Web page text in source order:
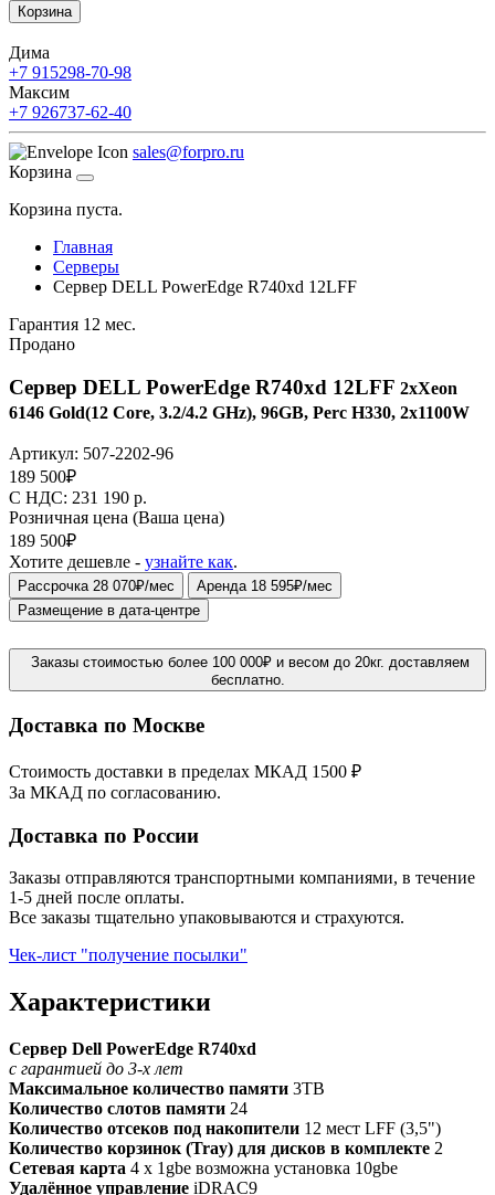
Корзина
Дима
+7 915298-70-98
Максим
+7 926737-62-40
sales@forpro.ru
Корзина
Корзина пуста.
Главная
Серверы
Сервер DELL PowerEdge R740xd 12LFF
Гарантия 12 мес.
Продано
Сервер DELL PowerEdge R740xd 12LFF 2xXeon
6146 Gold(12 Core, 3.2/4.2 GHz), 96GB, Perc H330, 2x1100W
Артикул: 507-2202-96
189 500₽
C НДС: 231 190 р.
Розничная цена (Ваша цена)
189 500₽
Хотите дешевле - узнайте как.
Рассрочка 28 070₽/мес
Аренда 18 595₽/мес
Размещение в дата-центре
Заказы стоимостью более 100 000₽ и весом до 20кг. доставляем
бесплатно.
Доставка по Москве
Стоимость доставки в пределах МКАД 1500 ₽
За МКАД по согласованию.
Доставка по России
Заказы отправляются транспортными компаниями, в течение
1-5 дней после оплаты.
Все заказы тщательно упаковываются и страхуются.
Чек-лист "получение посылки"
Характеристики
Сервер Dell PowerEdge R740xd
с гарантией до 3-х лет
Максимальное количество памяти 3TB
Количество слотов памяти 24
Количество отсеков под накопители 12 мест LFF (3,5")
Количество корзинок (Tray) для дисков в комплекте 2
Сетевая карта 4 x 1gbe возможна установка 10gbe
Удалённое управление iDRAC9